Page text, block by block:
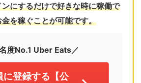
にするだけで好きな時に稼働で
を稼ぐことが可能です。
度No.1 Uber Eats／
に登録する【公